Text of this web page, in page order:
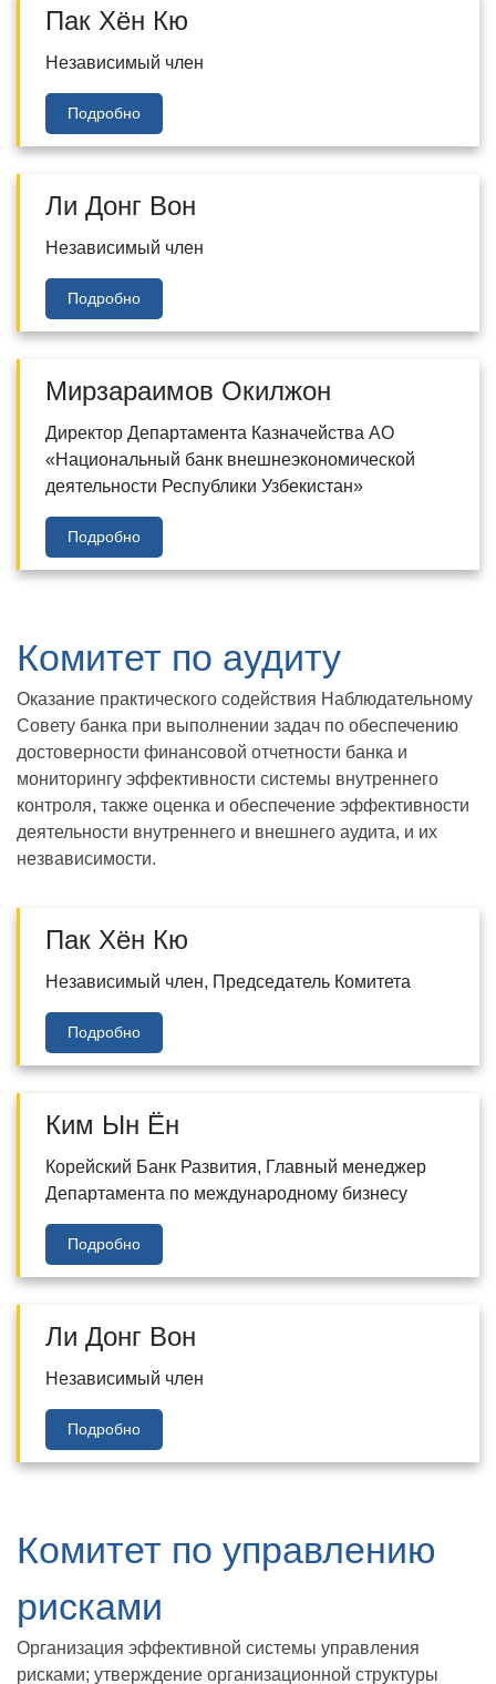
Пак Хён Кю
Независимый член
Подробно
Ли Донг Вон
Независимый член
Подробно
Мирзараимов Окилжон
Директор Департамента Казначейства АО
«Национальный банк внешнеэкономической
деятельности Республики Узбекистан»
Подробно
Комитет по аудиту
Оказание практического содействия Наблюдательному
Совету банка при выполнении задач по обеспечению
достоверности финансовой отчетности банка и
мониторингу эффективности системы внутреннего
контроля, также оценка и обеспечение эффективности
деятельности внутреннего и внешнего аудита, и их
незвависимости.
Пак Хён Кю
Независимый член, Председатель Комитета
Подробно
Ким Ын Ён
Корейский Банк Развития, Главный менеджер
Департамента по международному бизнесу
Подробно
Ли Донг Вон
Независимый член
Подробно
Комитет по управлению
рисками
Oрганизация эффективной системы управления
рисками; утверждение организационной структуры